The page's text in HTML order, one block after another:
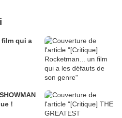
film qui a
!